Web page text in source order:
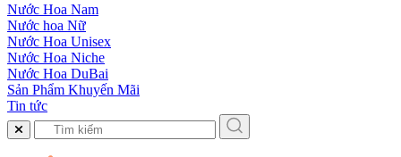
Nước Hoa Nam
Nước hoa Nữ
Nước Hoa Unisex
Nước Hoa Niche
Nước Hoa DuBai
Sản Phẩm Khuyến Mãi
Tin tức